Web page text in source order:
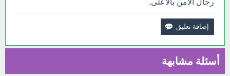
أسئلة مشابهة